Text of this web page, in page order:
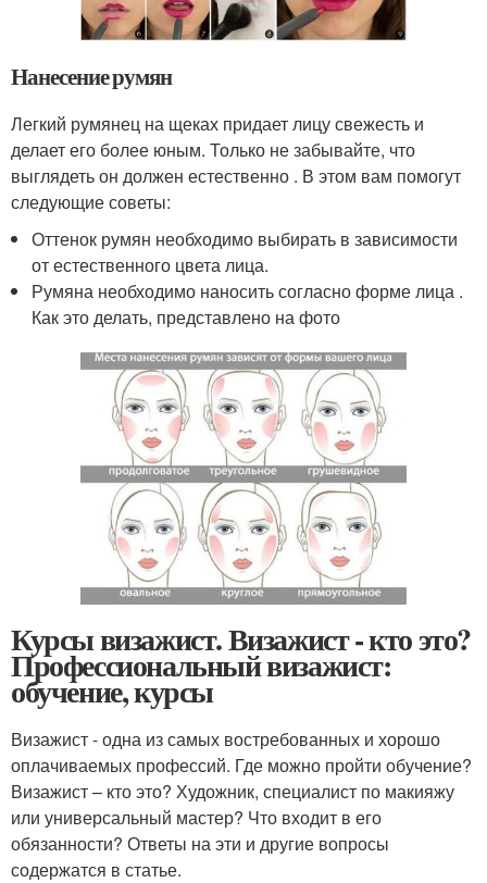
Нанесение румян
Легкий румянец на щеках придает лицу свежесть и
делает его более юным. Только не забывайте, что
выглядеть он должен естественно . В этом вам помогут
следующие советы:
Оттенок румян необходимо выбирать в зависимости
от естественного цвета лица.
Румяна необходимо наносить согласно форме лица .
Как это делать, представлено на фото
Курсы визажист. Визажист - кто это?
Профессиональный визажист:
обучение, курсы
Визажист - одна из самых востребованных и хорошо
оплачиваемых профессий. Где можно пройти обучение?
Визажист – кто это? Художник, специалист по макияжу
или универсальный мастер? Что входит в его
обязанности? Ответы на эти и другие вопросы
содержатся в статье.